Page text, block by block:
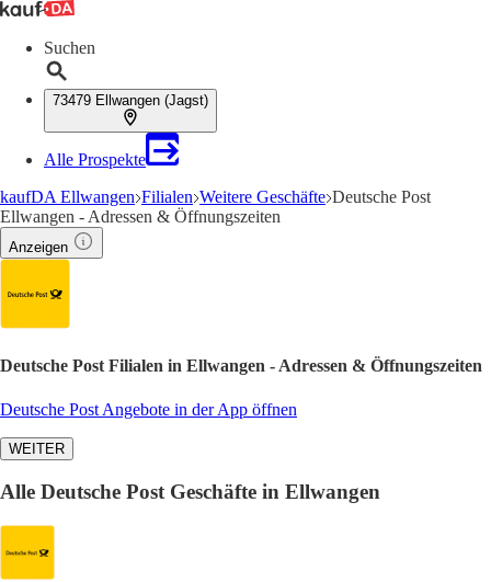
Suchen
73479 Ellwangen (Jagst)
Alle Prospekte
kaufDA Ellwangen Filialen Weitere Geschäfte Deutsche Post
Ellwangen - Adressen & Öffnungszeiten
Anzeigen
Deutsche Post Filialen in Ellwangen - Adressen & Öffnungszeiten
Deutsche Post Angebote in der App öffnen
WEITER
Alle Deutsche Post Geschäfte in Ellwangen